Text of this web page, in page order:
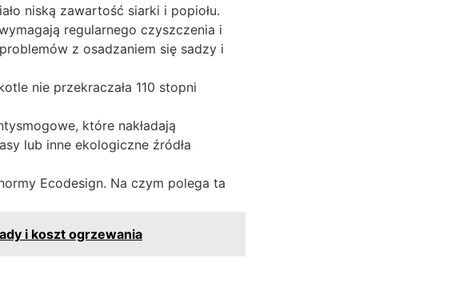
niską zawartość siarki i popiołu.
regularnego czyszczenia i
z osadzaniem się sadzy i
nie przekraczała 110 stopni
które nakładają
lub inne ekologiczne źródła
Ecodesign. Na czym polega ta
i koszt ogrzewania